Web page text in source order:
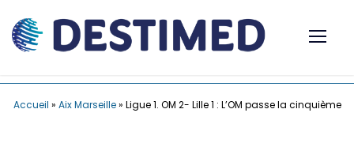
Accueil » Aix Marseille» Ligue 1. OM 2- Lille 1 : L’OM passe la cinquième